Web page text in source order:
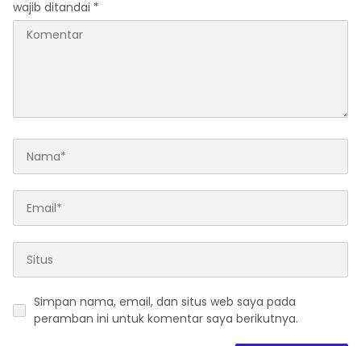
wajib ditandai *
Simpan nama, email, dan situs web saya pada
peramban ini untuk komentar saya berikutnya.